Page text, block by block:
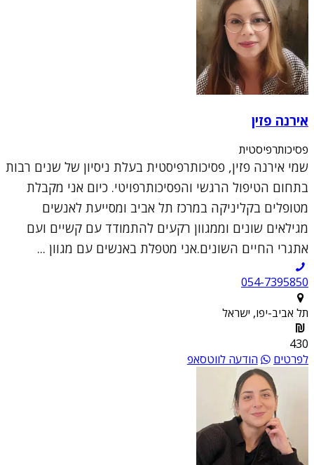
אירנה פזין
פסיכותרפיסטית
שמי אירנה פזין, פסיכותרפיסטית בעלת ניסיון של שנים רבות
בתחום הטיפול הרגשי והפסיכותרפויטי. כיום אני מקבלת
מטופלים בקליניקה במרכז תל אביב ומסייעת לאנשים
מגילאים שונים וממגוון רקעים להתמודד עם קשיים ועם
אתגרי החיים השונים.אני מטפלת באנשים עם מגוון ...
054-7395850
תל אביב-יפו, ישראל
430
לפרטים
הודעה לווטסאפ